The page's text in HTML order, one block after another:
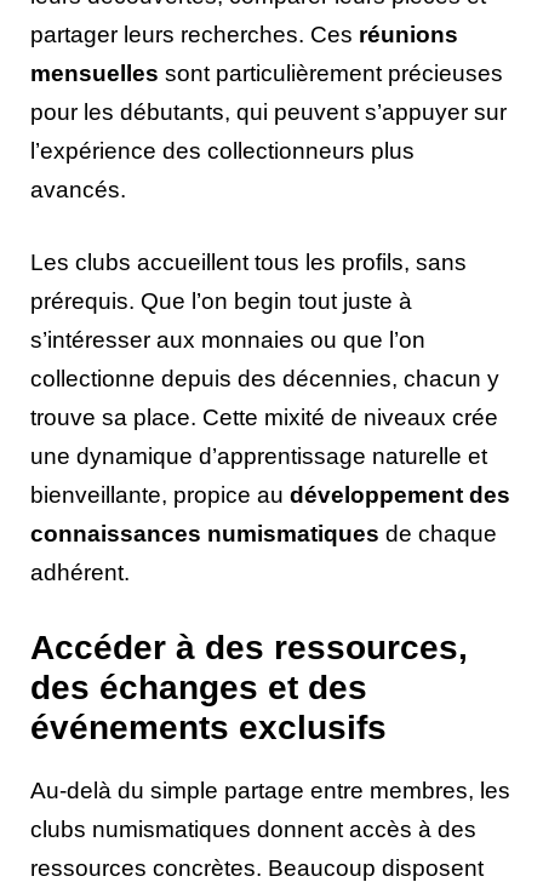
partager leurs recherches. Ces réunions
mensuelles sont particulièrement précieuses
pour les débutants, qui peuvent s’appuyer sur
l’expérience des collectionneurs plus
avancés.
Les clubs accueillent tous les profils, sans
prérequis. Que l’on begin tout juste à
s’intéresser aux monnaies ou que l’on
collectionne depuis des décennies, chacun y
trouve sa place. Cette mixité de niveaux crée
une dynamique d’apprentissage naturelle et
bienveillante, propice au développement des
connaissances numismatiques de chaque
adhérent.
Accéder à des ressources,
des échanges et des
événements exclusifs
Au-delà du simple partage entre membres, les
clubs numismatiques donnent accès à des
ressources concrètes. Beaucoup disposent